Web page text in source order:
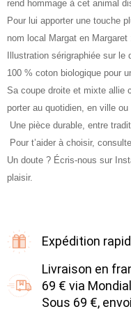
rend hommage à cet animal
Pour lui apporter une touche
nom local Margat en
Illustration sérigraphiée sur
100 % coton biologique pour
Sa coupe droite et mixte allie
porter au quotidien, en ville ou
Une pièce durable, entre
Pour t’aider à choisir,
Un doute ? Écris-nous sur
plaisir.
Expédition
Livraison en
69 € via
Sous 69 €,